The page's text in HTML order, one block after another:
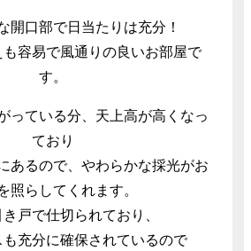
開口部で日当たりは充分！
容易で風通りの良いお部屋で
す。
っている分、天上高が高くなっ
ており
あるので、やわらかな採光がお
照らしてくれます。
戸で仕切られており、
充分に確保されているので